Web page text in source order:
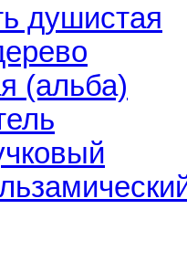
душистая
(альба)